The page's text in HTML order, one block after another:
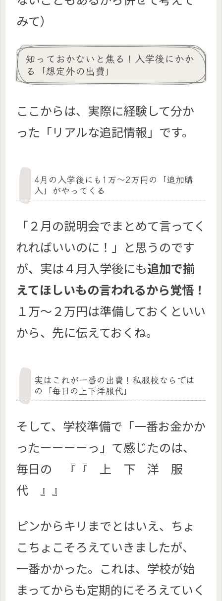
みて）
知っておかないと焦る！入学後にかか
る「想定外の出費」
ここからは、実際に経験して分か
った「リアルな追記情報」です。
4月の入学後にも1万～2万円の「追加購
入」がやってくる
「２月の説明会でまとめて言ってく
れればいいのに！」と思うのです
が、実は４月入学後にも追加で揃
えてほしいもの言われるから覚悟！
１万～２万円は準備しておくといい
から、先に伝えておくね。
実はこれが一番の出費！私服校ならでは
の「毎日の上下洋服代」
そして、学校準備で「一番お金かか
ったーーーーっ」て感じたのは、
毎日の 『『 上 下 洋 服
代 』』
ピンからキリまでとはいえ、ちょ
こちょこそろえていきましたが、
一番かかった。これは、学校が始
まってからも定期的にそろえていく